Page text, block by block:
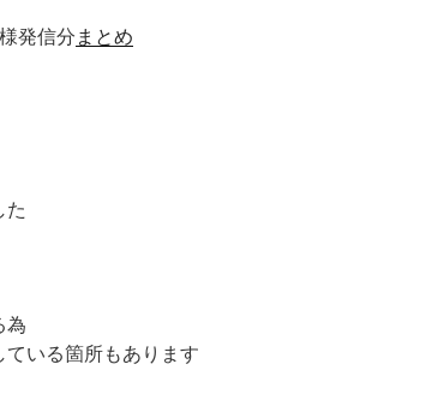
発信分 まとめ
た
為
いる箇所もあります